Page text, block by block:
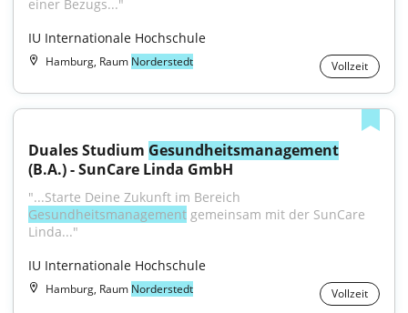
einer Bezugs..."
IU Internationale Hochschule
Hamburg, Raum Norderstedt Vollzeit
Duales Studium Gesundheitsmanagement
(B.A.) - SunCare Linda GmbH
Gesundheitsmanagement gemeinsam mit der SunCare
Linda..."
IU Internationale Hochschule
Hamburg, Raum Norderstedt Vollzeit